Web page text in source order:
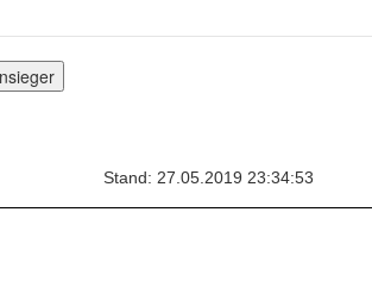
Stand: 27.05.2019 23:34:53